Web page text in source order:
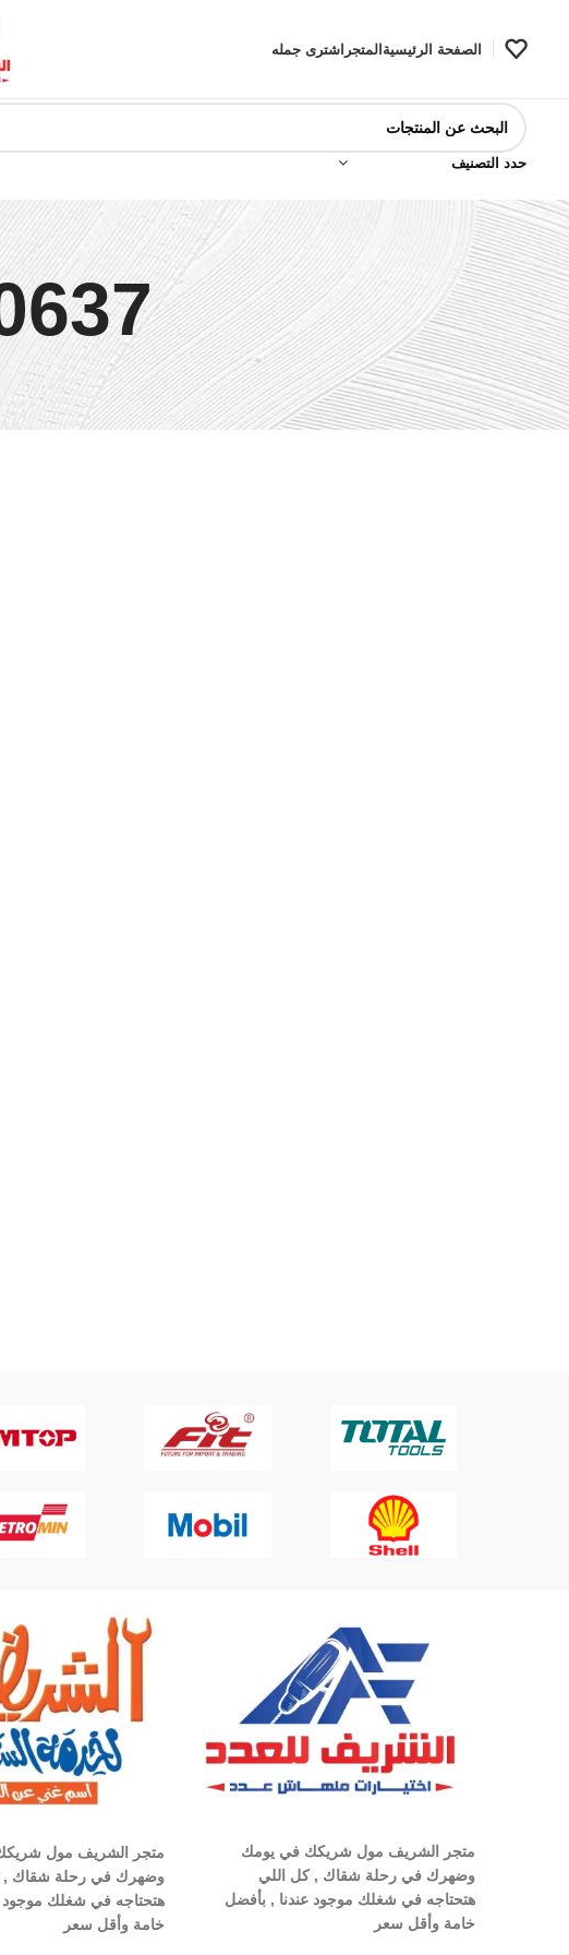
الصفحة الرئيسيةالمتجر اشترى جمله
حدد التصنيف
متجر الشريف مول شريكك في يومك
وضهرك في رحلة شقاك , كل اللي
هتحتاجه في شغلك موجود عندنا , بأفضل
خامة وأقل سعر
متجر الشريف مول
وضهرك في رحلة شقاك ,
هتحتاجه في شغلك موجود
خامة وأقل سعر